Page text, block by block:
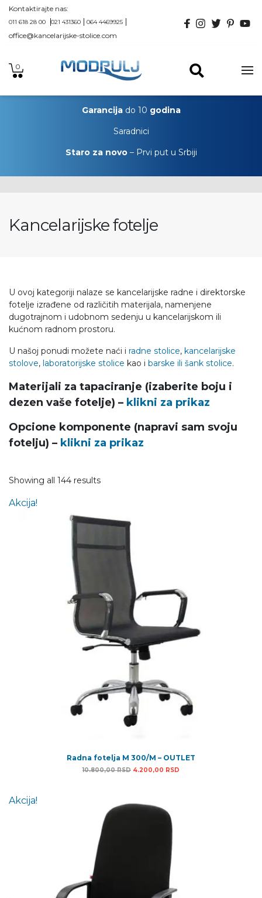
Kontaktirajte nas:
011 618 28 00 021 431360 064 4469925
office@kancelarijske-stolice.com
0
Garancijado 10 godina
Saradnici
Staro za novo– Prvi put u Srbiji
Kancelarijske fotelje
U ovoj kategoriji nalaze se kancelarijske radne i direktorske
fotelje izrađene od različitih materijala, namenjene
dugotrajnom i udobnom sedenju u kancelarijskom ili
kućnom radnom prostoru.
U našoj ponudi možete naći i radne stolice, kancelarijske
stolove, laboratorijske stolice kao i barske ili šank stolice.
Materijali za tapaciranje (izaberite boju i
dezen vaše fotelje) – klikni za prikaz
Opcione komponente (napravi sam svoju
fotelju) – klikni za prikaz
Showing all 144 results
Akcija!
Radna fotelja M 300/M – OUTLET
10.800,00RSD Originalna cena je bila: 10.800,00 RSD.
4.200,00 RSD
Akcija!